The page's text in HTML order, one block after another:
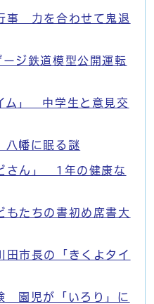
事 力を合わせて鬼退
ジ鉄道模型公開運転
ム」 中学生と意見交
幡に眠る謎
さん」 1年の健康な
たちの書初め席書大
市長の「きくよタイ
園児が「いろり」に